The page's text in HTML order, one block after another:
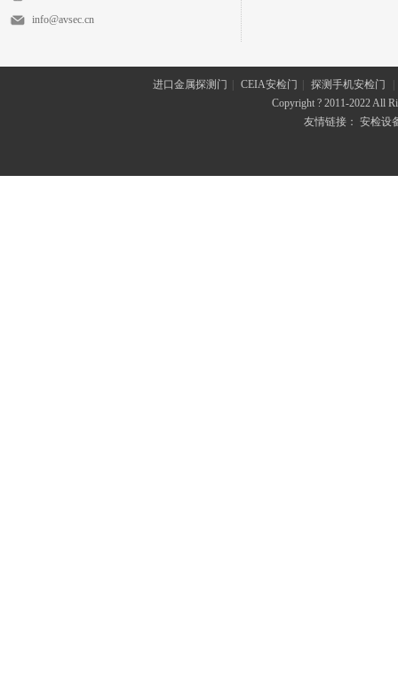
info@avsec.cn
进口金属探测门 CEIA安检门 探测手机安检门
Copyright ? 2011-2022 All
友情链接： 安检设